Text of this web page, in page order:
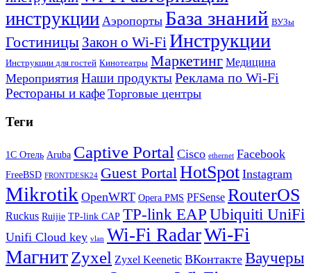
инструкции Аэропорты База знаний ВУЗы
Гостиницы Закон о Wi-FiИнструкции
Инструкции для гостей Кинотеатры Маркетинг Медицина
Мероприятия Наши продуктыРеклама по Wi-Fi
Рестораны и кафе Торговые центры
Теги
1С Отель Aruba Captive Portal Cisco ethernet Facebook
FreeBSD FRONTDESK24 Guest PortalHotSpot Instagram
Mikrotik OpenWRT Opera PMS PFSense RouterOS
Ruckus Ruijie TP-link CAP TP-link EAP Ubiquiti UniFi
Unifi Cloud key vlan Wi-Fi RadarWi-Fi
МагнитZyxel Zyxel Keenetic ВКонтакте Ваучеры